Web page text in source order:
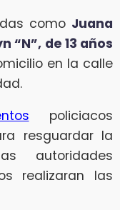
como Juana
“N”, de 13 años
en la calle
policiacos
resguardar la
autoridades
realizaran las